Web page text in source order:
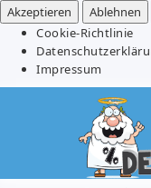
Akzeptieren
Ablehnen
Cookie-Richtlinie
Impressum